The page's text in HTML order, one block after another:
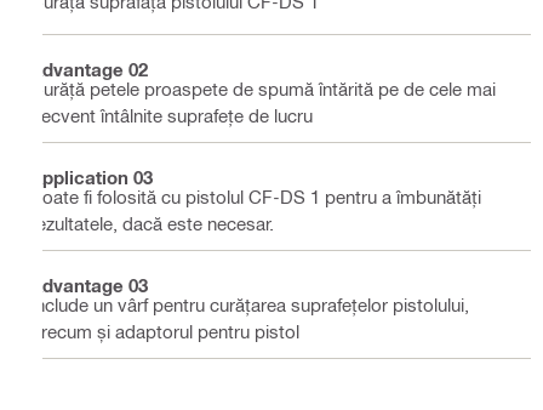
Advantage 02
Curăță petele proaspete de spumă întărită pe de cele mai
frecvent întâlnite suprafețe de lucru
Application 03
Poate fi folosită cu pistolul CF-DS 1 pentru a îmbunătăți
rezultatele, dacă este necesar.
Advantage 03
Include un vârf pentru curățarea suprafețelor pistolului,
precum și adaptorul pentru pistol